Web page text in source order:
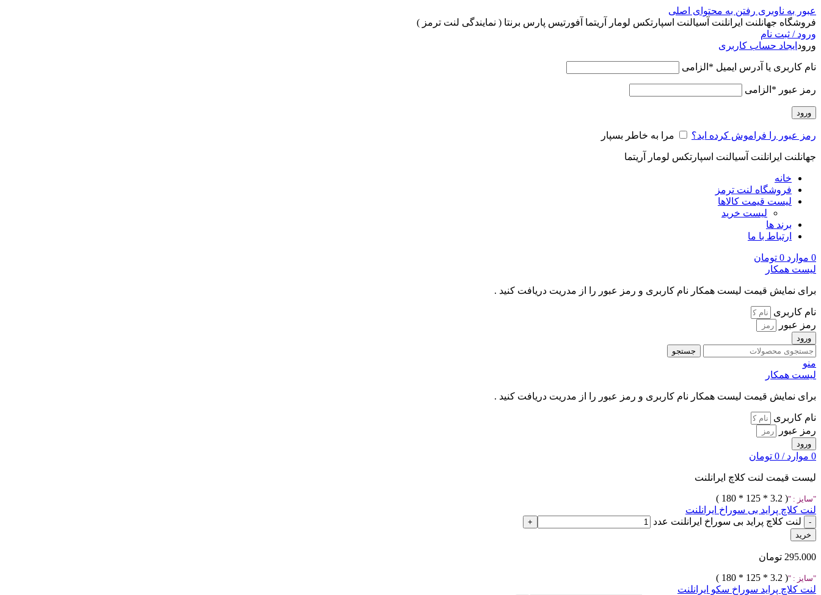
عبور به ناوبری رفتن به محتوای اصلی
فروشگاه جهانلنت ایرانلنت آسیالنت اسپارتکس لومار آریتما آفورتیس پارس برنتا ( نمایندگی لنت ترمز )
ورود / ثبت نام
ورود ایجاد حساب کاربری
نام کاربری یا آدرس ایمیل * الزامی
رمز عبور * الزامی
ورود
رمز عبور را فراموش کرده اید؟ مرا به خاطر بسپار
جهانلنت ایرانلنت آسیالنت اسپارتکس لومار آریتما
خانه
فروشگاه لنت ترمز
لیست قیمت کالاها
لیست خرید
برند ها
ارتباط با ما
0 موارد 0 تومان
لیست همکار
برای نمایش قیمت لیست همکار نام کاربری و رمز عبور را از مدریت دریافت کنید .
نام کاربری
رمز عبور
ورود
جستجو
منو
لیست همکار
برای نمایش قیمت لیست همکار نام کاربری و رمز عبور را از مدریت دریافت کنید .
نام کاربری
رمز عبور
ورود
0 موارد /
0 تومان
لیست قیمت لنت کلاچ ایرانلنت
سایز : ( 3.2 * 125 * 180 )
لنت کلاچ پراید بی سوراخ ایرانلنت
لنت کلاچ پراید بی سوراخ ایرانلنت عدد
خرید
295.000 تومان
سایز : ( 3.2 * 125 * 180 )
لنت کلاچ پراید سوراخ سکو ایرانلنت